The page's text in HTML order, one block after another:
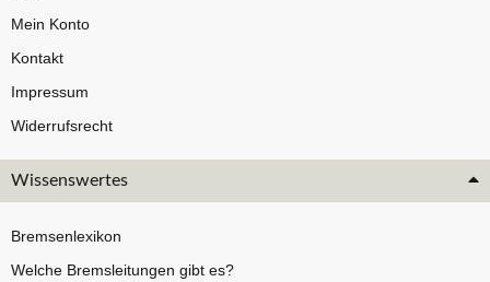
Mein Konto
Kontakt
Impressum
Widerrufsrecht
Wissenswertes
Bremsenlexikon
Welche Bremsleitungen gibt es?